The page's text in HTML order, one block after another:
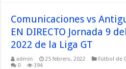
Comunicaciones vs
EN DIRECTO Jornada 9
2022 de la Liga GT
admin 25 febrero, 2022 Fútbol de
0
394